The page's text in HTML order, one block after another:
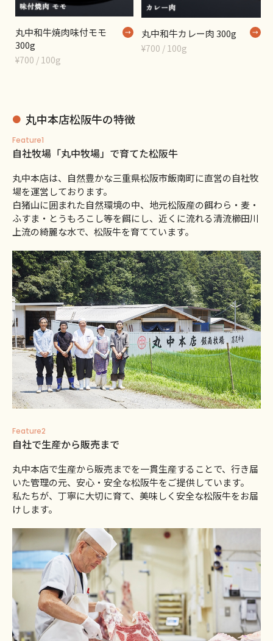
丸中和牛焼肉味付モモ
300g
¥700 / 100g
丸中和牛カレー肉 300g
¥700 / 100g
丸中本店松阪牛の特徴
Feature1
自社牧場「丸中牧場」で育てた松阪牛
丸中本店は、自然豊かな三重県松阪市飯南町に直営の自社牧
場を運営しております。
白猪山に囲まれた自然環境の中、地元松阪産の餌わら・麦・
ふすま・とうもろこし等を餌にし、近くに流れる清流櫛田川
上流の綺麗な水で、松阪牛を育てています。
Feature2
自社で生産から販売まで
丸中本店で生産から販売までを一貫生産することで、行き届
いた管理の元、安心・安全な松阪牛をご提供しています。
私たちが、丁寧に大切に育て、美味しく安全な松阪牛をお届
けします。